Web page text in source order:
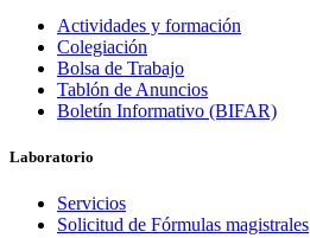
Actividades y formación
Colegiación
Bolsa de Trabajo
Tablón de Anuncios
Boletín Informativo (BIFAR)
Laboratorio
Servicios
Solicitud de Fórmulas magistrales